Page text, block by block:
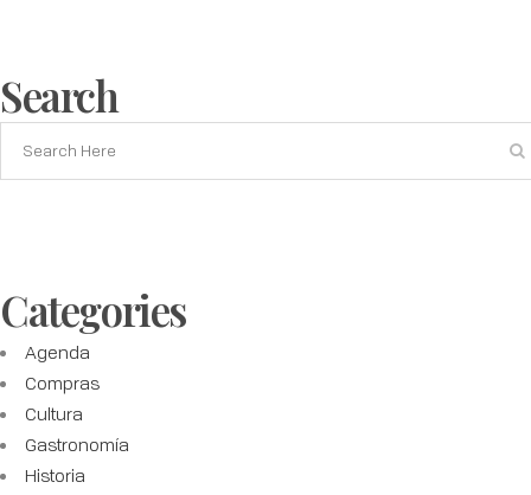
Search
Categories
Agenda
Compras
Cultura
Gastronomía
Historia